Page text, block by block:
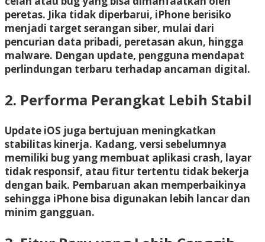
peretas. Jika tidak diperbarui, iPhone berisiko
menjadi target serangan siber, mulai dari
pencurian data pribadi, peretasan akun, hingga
malware. Dengan update, pengguna mendapat
perlindungan terbaru terhadap ancaman digital.
2. Performa Perangkat Lebih Stabil
Update iOS juga bertujuan meningkatkan
stabilitas kinerja. Kadang, versi sebelumnya
memiliki bug yang membuat aplikasi crash, layar
tidak responsif, atau fitur tertentu tidak bekerja
dengan baik. Pembaruan akan memperbaikinya
sehingga iPhone bisa digunakan lebih lancar dan
minim gangguan.